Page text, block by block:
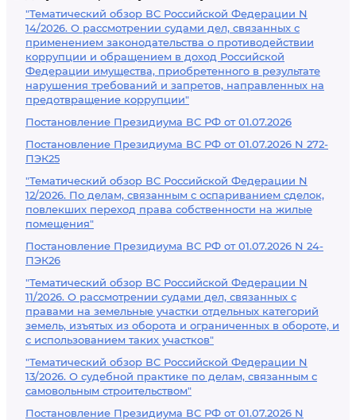
"Тематический обзор ВС Российской Федерации N
14/2026. О рассмотрении судами дел, связанных с
применением законодательства о противодействии
коррупции и обращением в доход Российской
Федерации имущества, приобретенного в результате
нарушения требований и запретов, направленных на
предотвращение коррупции"
Постановление Президиума ВС РФ от 01.07.2026
Постановление Президиума ВС РФ от 01.07.2026 N 272-
ПЭК25
"Тематический обзор ВС Российской Федерации N
12/2026. По делам, связанным с оспариванием сделок,
повлекших переход права собственности на жилые
помещения"
Постановление Президиума ВС РФ от 01.07.2026 N 24-
ПЭК26
"Тематический обзор ВС Российской Федерации N
11/2026. О рассмотрении судами дел, связанных с
правами на земельные участки отдельных категорий
земель, изъятых из оборота и ограниченных в обороте, и
с использованием таких участков"
"Тематический обзор ВС Российской Федерации N
13/2026. О судебной практике по делам, связанным с
самовольным строительством"
Постановление Президиума ВС РФ от 01.07.2026 N